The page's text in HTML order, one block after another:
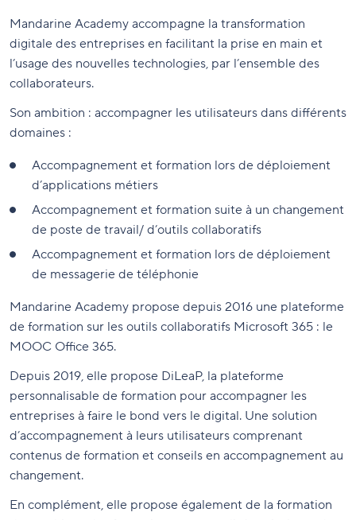
Mandarine Academy accompagne la transformation
digitale des entreprises en facilitant la prise en main et
l’usage des nouvelles technologies, par l’ensemble des
collaborateurs.
Son ambition : accompagner les utilisateurs dans différents
domaines :
Accompagnement et formation lors de déploiement
d’applications métiers
Accompagnement et formation suite à un changement
de poste de travail/ d’outils collaboratifs
Accompagnement et formation lors de déploiement
de messagerie de téléphonie
Mandarine Academy propose depuis 2016 une plateforme
de formation sur les outils collaboratifs Microsoft 365 : le
MOOC Office 365.
Depuis 2019, elle propose DiLeaP, la plateforme
personnalisable de formation pour accompagner les
entreprises à faire le bond vers le digital. Une solution
d’accompagnement à leurs utilisateurs comprenant
contenus de formation et conseils en accompagnement au
changement.
En complément, elle propose également de la formation